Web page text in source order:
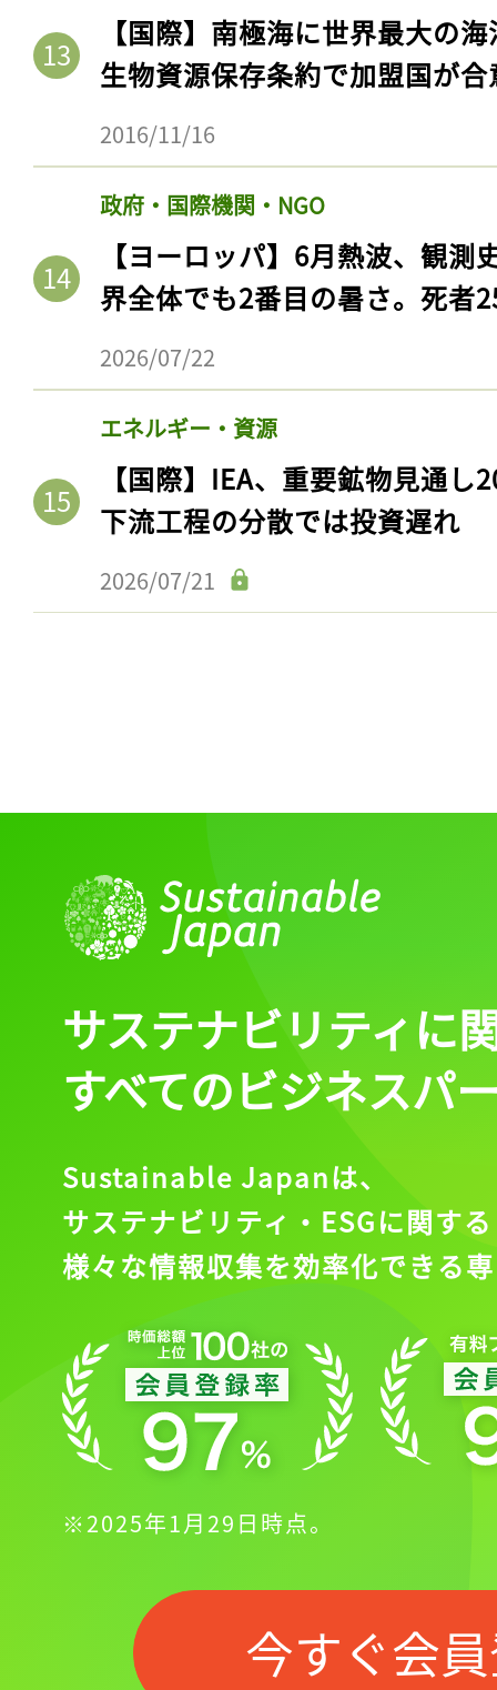
【国際】南極海に世界最大の
生物資源保存条約で加盟国が合
2016/11/16
政府・国際機関・NGO
【ヨーロッパ】6月熱波、観
界全体でも2番目の暑さ。死者
2026/07/22
エネルギー・資源
【国際】IEA、重要鉱物見通
下流工程の分散では投資遅れ
2026/07/21
記事をお気に入りに
ログインが必
サステナビリティに
すべてのビジネスパ
Sustainable Japanは、
サステナビリティ・ESGに関する
様々な情報収集を効率化できる
※2025年1月29日時点。
今すぐ会